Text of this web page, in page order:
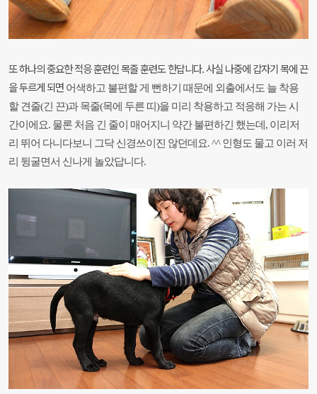
또 하나의 중요한 적응 훈련인 목줄 훈련도 한답니다. 사실 나중에 갑자기 목에 끈
을 두르게 되면 어색하고 불편할 게 뻔하기 때문에 외출에서도 늘 착용
할 견줄(긴 끈)과 목줄(목에 두른 띠)을 미리 착용하고 적응해 가는 시
간이에요. 물론 처음 긴 줄이 매어지니 약간 불편하긴 했는데, 이리저
리 뛰어 다니다보니 그닥 신경쓰이진 않던데요. ^^ 인형도 물고 이러 저
리 뒹굴면서 신나게 놀았답니다.